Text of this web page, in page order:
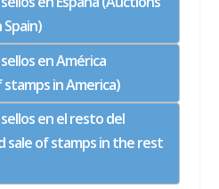
en América
in America)
en el resto del
sale of stamps in the rest